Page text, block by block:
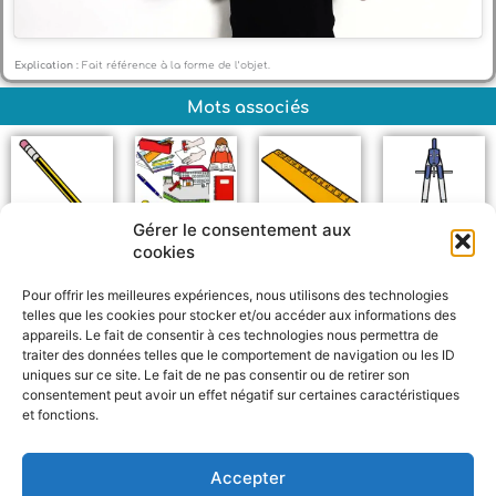
Gérer le consentement aux
cookies
Pour offrir les meilleures expériences, nous utilisons des technologies
telles que les cookies pour stocker et/ou accéder aux informations des
appareils. Le fait de consentir à ces technologies nous permettra de
traiter des données telles que le comportement de navigation ou les ID
uniques sur ce site. Le fait de ne pas consentir ou de retirer son
consentement peut avoir un effet négatif sur certaines caractéristiques
et fonctions.
Accepter
Explication : Fait référence à la forme de l’objet.
Mots associés
École Compas
a
h
e
s
a